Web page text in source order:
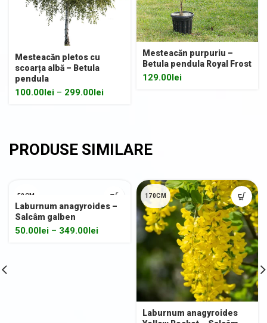
Mesteacăn pletos cu
scoarța albă – Betula
pendula
100.00 lei – 299.00 lei
Mesteacăn purpuriu –
Betula pendula Royal Frost
129.00 lei
50CM
Laburnum anagyroides –
Salcâm galben
50.00 lei – 349.00 lei
170CM
Laburnum anagyroides